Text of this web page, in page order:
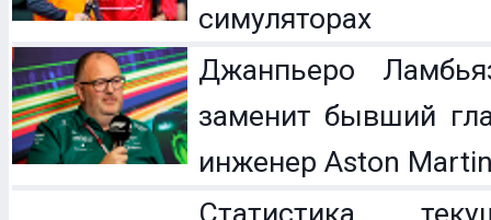
симуляторах
Джанпьеро
заменит бывший
инженер Aston